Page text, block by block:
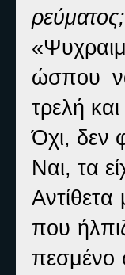
ώσπου
τρελή
Όχι, δεν
Ναι, τα
που
πεσμένο